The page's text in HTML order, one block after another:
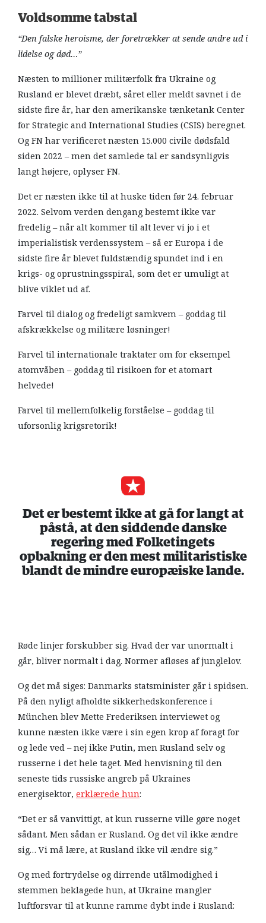
Voldsomme tabstal
“Den falske heroisme, der foretrækker at sende andre ud i
lidelse og død…”
Næsten to millioner militærfolk fra Ukraine og
Rusland er blevet dræbt, såret eller meldt savnet i de
sidste fire år, har den amerikanske tænketank Center
for Strategic and International Studies (CSIS) beregnet.
Og FN har verificeret næsten 15.000 civile dødsfald
siden 2022 – men det samlede tal er sandsynligvis
langt højere, oplyser FN.
Det er næsten ikke til at huske tiden før 24. februar
2022. Selvom verden dengang bestemt ikke var
fredelig – når alt kommer til alt lever vi jo i et
imperialistisk verdenssystem – så er Europa i de
sidste fire år blevet fuldstændig spundet ind i en
krigs- og oprustningsspiral, som det er umuligt at
blive viklet ud af.
Farvel til dialog og fredeligt samkvem – goddag til
afskrækkelse og militære løsninger!
Farvel til internationale traktater om for eksempel
atomvåben – goddag til risikoen for et atomart
helvede!
Farvel til mellemfolkelig forståelse – goddag til
uforsonlig krigsretorik!
Det er bestemt ikke at gå for langt at
påstå, at den siddende danske
regering med Folketingets
opbakning er den mest militaristiske
blandt de mindre europæiske lande.
Røde linjer forskubber sig. Hvad der var unormalt i
går, bliver normalt i dag. Normer afløses af junglelov.
Og det må siges: Danmarks statsminister går i spidsen.
På den nyligt afholdte sikkerhedskonference i
München blev Mette Frederiksen interviewet og
kunne næsten ikke være i sin egen krop af foragt for
og lede ved – nej ikke Putin, men Rusland selv og
russerne i det hele taget. Med henvisning til den
seneste tids russiske angreb på Ukraines
energisektor, erklærede hun:
“Det er så vanvittigt, at kun russerne ville gøre noget
sådant. Men sådan er Rusland. Og det vil ikke ændre
sig… Vi må lære, at Rusland ikke vil ændre sig.”
Og med fortrydelse og dirrende utålmodighed i
stemmen beklagede hun, at Ukraine mangler
luftforsvar til at kunne ramme dybt inde i Rusland: